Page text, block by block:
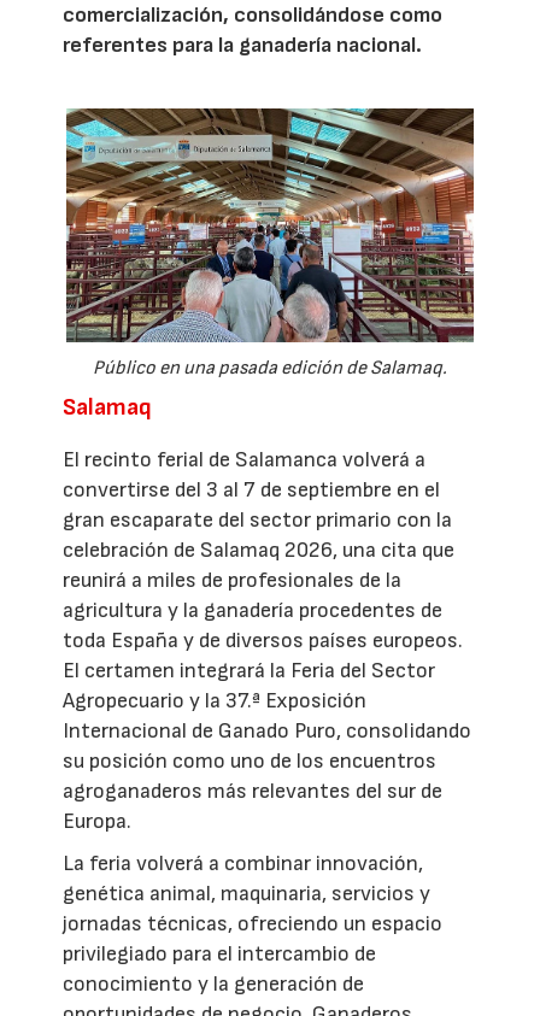
comercialización, consolidándose como
referentes para la ganadería nacional.
Público en una pasada edición de Salamaq.
Salamaq
El recinto ferial de Salamanca volverá a
convertirse del 3 al 7 de septiembre en el
gran escaparate del sector primario con la
celebración de Salamaq 2026, una cita que
reunirá a miles de profesionales de la
agricultura y la ganadería procedentes de
toda España y de diversos países europeos.
El certamen integrará la Feria del Sector
Agropecuario y la 37.ª Exposición
Internacional de Ganado Puro, consolidando
su posición como uno de los encuentros
agroganaderos más relevantes del sur de
Europa.
La feria volverá a combinar innovación,
genética animal, maquinaria, servicios y
jornadas técnicas, ofreciendo un espacio
privilegiado para el intercambio de
conocimiento y la generación de